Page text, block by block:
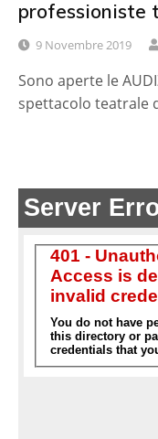
professioniste
9 Novembre 2019
Sono aperte le
spettacolo teatrale